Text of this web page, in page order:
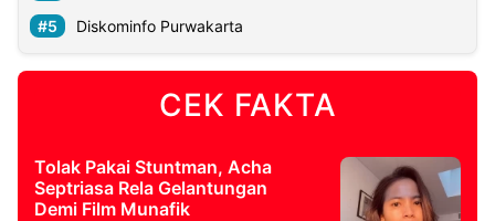
Diskominfo Purwakarta
CEK FAKTA
Tolak Pakai Stuntman, Acha
Septriasa Rela Gelantungan
Demi Film Munafik